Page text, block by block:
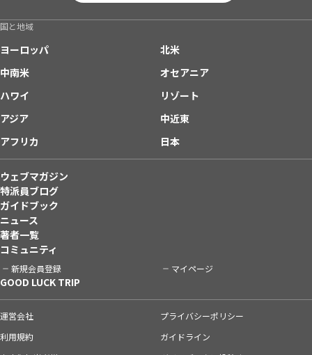
国と地域
ヨーロッパ
北米
中南米
オセアニア
ハワイ
リゾート
アジア
中近東
アフリカ
日本
ウェブマガジン
特派員ブログ
ガイドブック
ニュース
著者一覧
コミュニティ
新規会員登録 マイページ
GOOD LUCK TRIP
運営会社
プライバシーポリシー
利用規約
ガイドライン